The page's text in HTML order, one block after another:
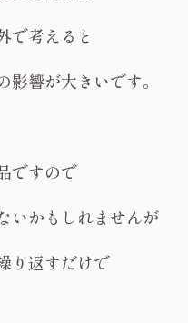
で考えると
響が大きいです。
ですので
いかもしれませんが
り返すだけで